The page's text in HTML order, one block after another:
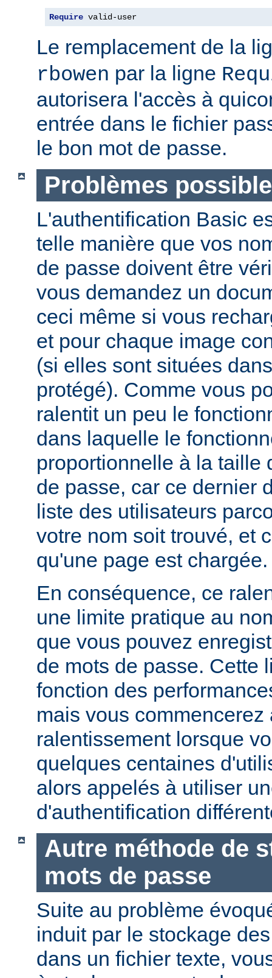
Require valid-user
Le remplacement de la
rbowen par la ligne
autorisera l'accès à
entrée dans le fichier
le bon mot de passe.
Problèmes
L'authentification Basic
telle manière que vos
de passe doivent être
vous demandez un
ceci même si vous
et pour chaque image
(si elles sont situées
protégé). Comme vous
ralentit un peu le
dans laquelle le
proportionnelle à la taille
de passe, car ce dernier
liste des utilisateurs
votre nom soit trouvé, et
qu'une page est chargée.
En conséquence, ce
une limite pratique au
que vous pouvez
de mots de passe. Cette
fonction des
mais vous commencerez
ralentissement lorsque
quelques centaines
alors appelés à utiliser
d'authentification
Autre méthode de
mots de passe
Suite au problème
induit par le stockage
dans un fichier texte,